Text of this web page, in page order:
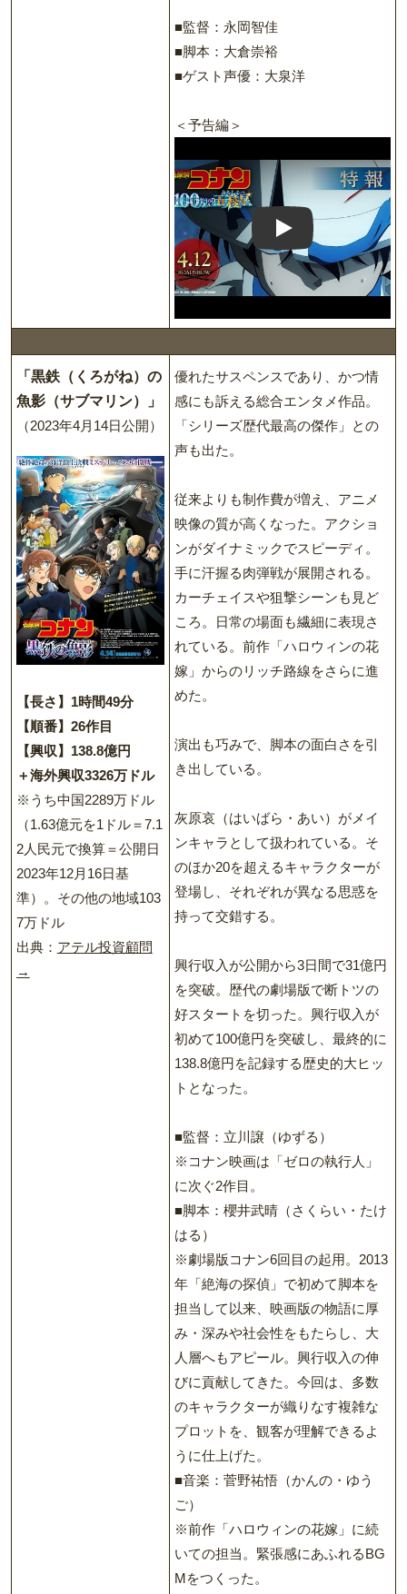
■監督：永岡智佳
■脚本：大倉崇裕
■ゲスト声優：大泉洋
＜予告編＞
Play: Keynote (Google
「黒鉄（くろがね）の
魚影（サブマリン）」
（2023年4月14日公開）
【長さ】1時間49分
【順番】26作目
【興収】138.8億円
＋海外興収3326万ドル
※うち中国2289万ドル
（1.63億元を1ドル＝7.1
2人民元で換算＝公開日
2023年12月16日基
準）。その他の地域103
7万ドル
出典： アテル投資顧問
→
優れたサスペンスであり、かつ情
感にも訴える総合エンタメ作品。
「シリーズ歴代最高の傑作」との
声も出た。
従来よりも制作費が増え、アニメ
映像の質が高くなった。アクショ
ンがダイナミックでスピーディ。
手に汗握る肉弾戦が展開される。
カーチェイスや狙撃シーンも見ど
ころ。日常の場面も繊細に表現さ
れている。前作「ハロウィンの花
嫁」からのリッチ路線をさらに進
めた。
演出も巧みで、脚本の面白さを引
き出している。
灰原哀（はいばら・あい）がメイ
ンキャラとして扱われている。そ
のほか20を超えるキャラクターが
登場し、それぞれが異なる思惑を
持って交錯する。
興行収入が公開から3日間で31億円
を突破。歴代の劇場版で断トツの
好スタートを切った。興行収入が
初めて100億円を突破し、最終的に
138.8億円を記録する歴史的大ヒッ
トとなった。
■監督：立川譲（ゆずる）
※コナン映画は「ゼロの執行人」
に次ぐ2作目。
■脚本：櫻井武晴（さくらい・たけ
はる）
※劇場版コナン6回目の起用。2013
年「絶海の探偵」で初めて脚本を
担当して以来、映画版の物語に厚
み・深みや社会性をもたらし、大
人層へもアピール。興行収入の伸
びに貢献してきた。今回は、多数
のキャラクターが織りなす複雑な
プロットを、観客が理解できるよ
うに仕上げた。
■音楽：菅野祐悟（かんの・ゆう
ご）
※前作「ハロウィンの花嫁」に続
いての担当。緊張感にあふれるBG
Mをつくった。